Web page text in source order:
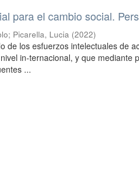
para el cambio social.
; Picarella, Lucia (2022)
de los esfuerzos intelectuales de
in-ternacional, y que mediante
...